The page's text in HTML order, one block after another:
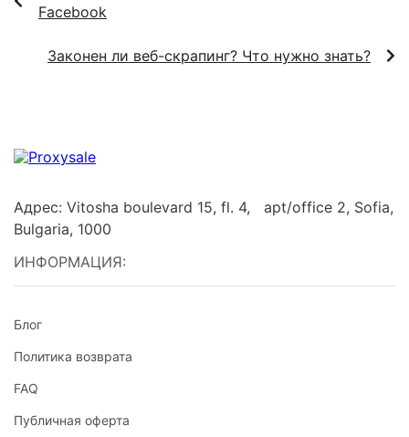
Facebook
Законен ли веб-скрапинг? Что нужно знать?
Адрес: Vitosha boulevard 15, fl. 4, apt/office 2, Sofia,
Bulgaria, 1000
ИНФОРМАЦИЯ:
Блог
Политика возврата
FAQ
Публичная оферта